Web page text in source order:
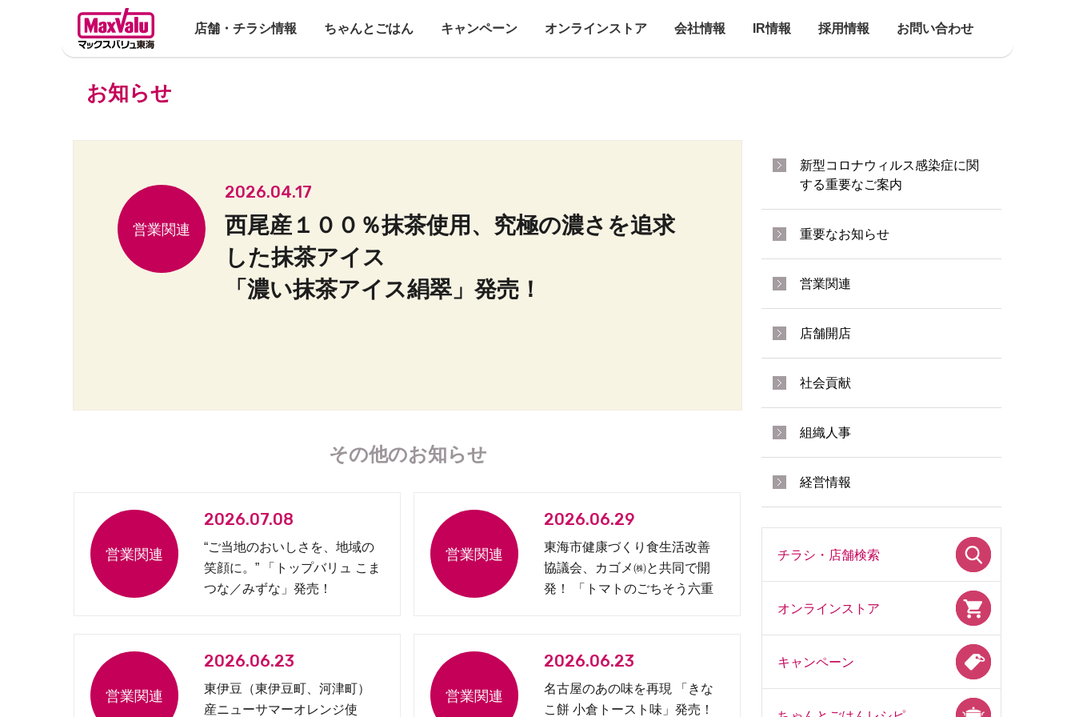
店舗・チラシ情報 ちゃんとごはん キャンペーン オンラインストア 会社情報 IR情報 採用情報 お問い合わせ
お知らせ
2026.04.17
西尾産１００％抹茶使用、究極の濃さを追求
した抹茶アイス
「濃い抹茶アイス絹翠」発売！
その他のお知らせ
2026.07.08
“ご当地のおいしさを、地域の
笑顔に。” 「トップバリュ こま
つな／みずな」発売！
2026.06.29
東海市健康づくり食生活改善
協議会、カゴメ㈱と共同で開
発！ 「トマトのごちそう六重
2026.06.23
東伊豆（東伊豆町、河津町）
産ニューサマーオレンジ使
2026.06.23
名古屋のあの味を再現 「きな
こ餅 小倉トースト味」発売！
新型コロナウィルス感染症に関
する重要なご案内
重要なお知らせ
営業関連
店舗開店
社会貢献
組織人事
経営情報
チラシ・店舗検索
オンラインストア
キャンペーン